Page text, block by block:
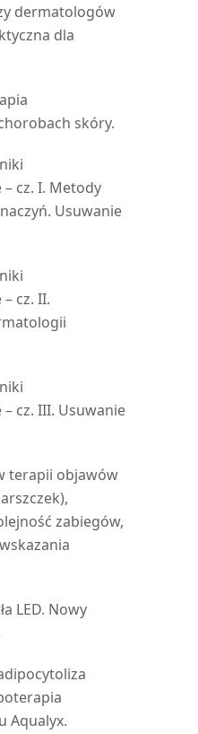
dermatologów
dla
skóry.
cz. I. Metody
Usuwanie
cz. II.
cz. III. Usuwanie
terapii objawów
zabiegów,
LED. Nowy
Aqualyx.